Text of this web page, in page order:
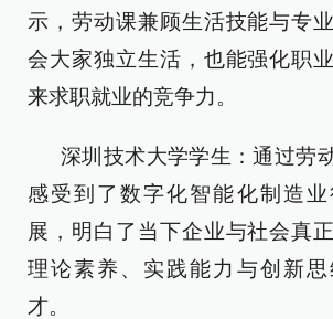
示，劳动课兼顾生活技能与专
会大家独立生活，也能强化职
来求职就业的竞争力。
深圳技术大学学生：通过劳
感受到了数字化智能化制造
展，明白了当下企业与社会真
理论素养、实践能力与创新思
才。